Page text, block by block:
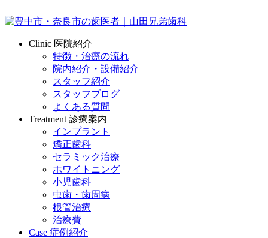
Clinic 医院紹介
特徴・治療の流れ
院内紹介・設備紹介
スタッフ紹介
スタッフブログ
よくある質問
Treatment 診療案内
インプラント
矯正歯科
セラミック治療
ホワイトニング
小児歯科
虫歯・歯周病
根管治療
治療費
Case 症例紹介